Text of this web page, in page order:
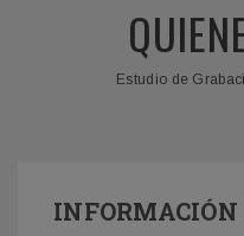
Estudio de